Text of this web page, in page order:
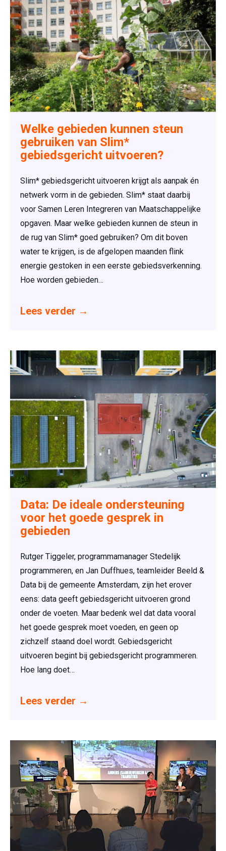
Welke gebieden kunnen steun
gebruiken van Slim*
gebiedsgericht uitvoeren?
Slim* gebiedsgericht uitvoeren krijgt als aanpak én
netwerk vorm in de gebieden. Slim* staat daarbij
voor Samen Leren Integreren van Maatschappelijke
opgaven. Maar welke gebieden kunnen de steun in
de rug van Slim* goed gebruiken? Om dit boven
water te krijgen, is de afgelopen maanden flink
energie gestoken in een eerste gebiedsverkenning.
Hoe worden gebieden…
Lees verder →
Data: De ideale ondersteuning
voor het goede gesprek in
gebieden
Rutger Tiggeler, programmamanager Stedelijk
programmeren, en Jan Duffhues, teamleider Beeld &
Data bij de gemeente Amsterdam, zijn het erover
eens: data geeft gebiedsgericht uitvoeren grond
onder de voeten. Maar bedenk wel dat data vooral
het goede gesprek moet voeden, en geen op
zichzelf staand doel wordt. Gebiedsgericht
uitvoeren begint bij gebiedsgericht programmeren.
Hoe lang doet…
Lees verder →